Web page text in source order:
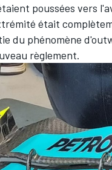
poussées vers
était
du phénomène
règlement.